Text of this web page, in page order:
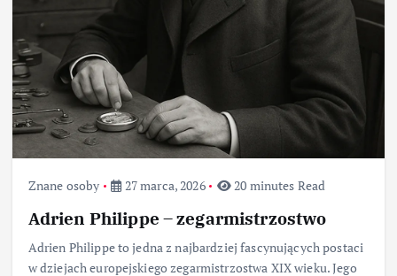
Znane osoby 27 marca, 2026 20 minutes Read
Adrien Philippe – zegarmistrzostwo
Adrien Philippe to jedna z najbardziej fascynujących postaci
w dziejach europejskiego zegarmistrzostwa XIX wieku. Jego